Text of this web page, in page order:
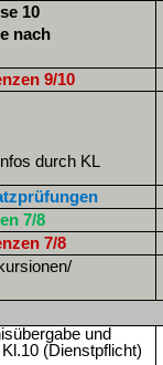
10
nach
9/10
durch KL
7/8
7/8
und
(Dienstpflicht)